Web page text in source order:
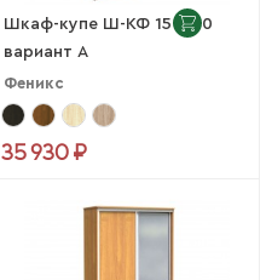
Шкаф-купе Ш-КФ 15-450
вариант A
Феникс
35 930 ₽